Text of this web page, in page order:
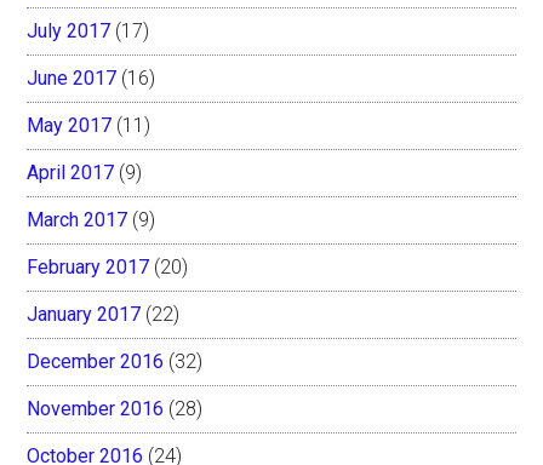
July 2017 (17)
June 2017 (16)
May 2017 (11)
April 2017 (9)
March 2017 (9)
February 2017 (20)
January 2017 (22)
December 2016 (32)
November 2016 (28)
October 2016 (24)